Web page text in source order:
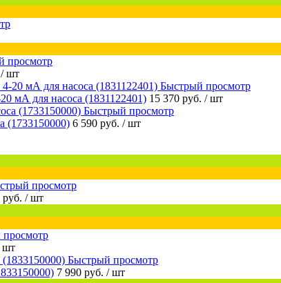
просмотр
/ шт
Быстрый просмотр
мА для насоса (1831122401) 15 370 руб. / шт
Быстрый просмотр
(1733150000) 6 590 руб. / шт
просмотр
руб. / шт
шт
Быстрый просмотр
7 990 руб. / шт